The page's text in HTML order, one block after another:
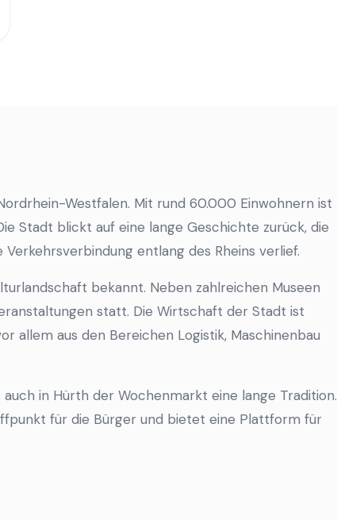
Westfalen. Mit rund 60.000 Einwohnern ist
Stadt blickt auf eine lange Geschichte zurück, die
entlang des Rheins verlief.
bekannt. Neben zahlreichen Museen
statt. Die Wirtschaft der Stadt ist
allem aus den Bereichen Logistik, Maschinenbau
in Hürth der Wochenmarkt eine lange Tradition.
für die Bürger und bietet eine Plattform für